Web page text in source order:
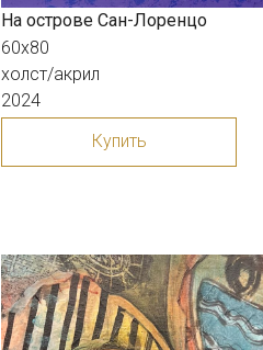
60х80
холст/акрил
2024
На острове Сан-Лоренцо
Купить